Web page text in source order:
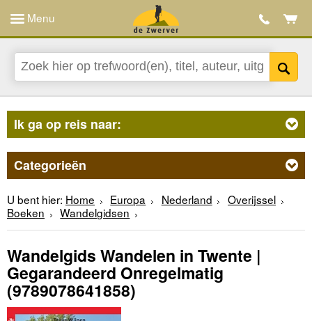
Menu
Ik ga op reis naar:
Categorieën
U bent hier: Home Europa Nederland
Overijssel
Boeken
Wandelgidsen
Wandelgids Wandelen in Twente |
Gegarandeerd Onregelmatig
(9789078641858)